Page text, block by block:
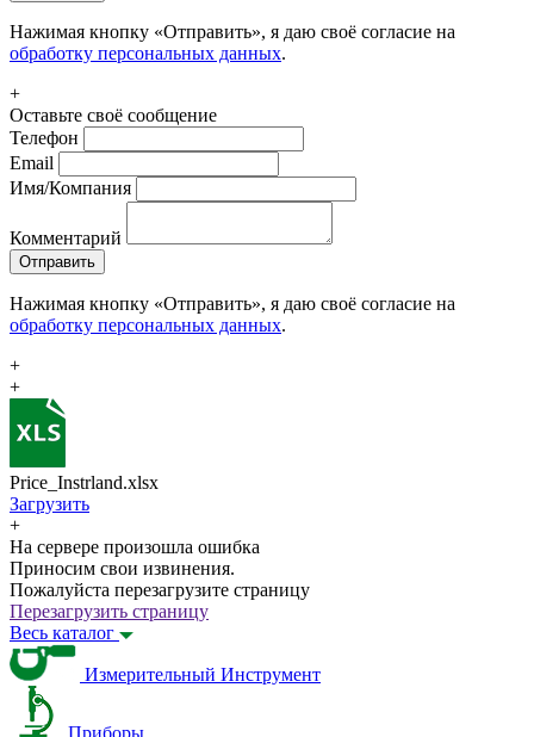
Нажимая кнопку «Отправить», я даю своё согласие на
обработку персональных данных.
+
Оставьте своё сообщение
Телефон
Email
Имя/Компания
Комментарий
Отправить
Нажимая кнопку «Отправить», я даю своё согласие на
обработку персональных данных.
+
+
Price_Instrland.xlsx
Загрузить
+
На сервере произошла ошибка
Приносим свои извинения.
Пожалуйста перезагрузите страницу
Перезагрузить страницу
Весь каталог
Измерительный Инструмент
Приборы